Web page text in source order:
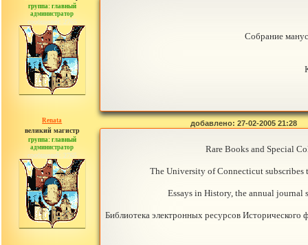
группа: главный
администратор
сообщений: 2765
Собрание
Renata
великий магистр
группа: главный
администратор
сообщений: 2765
добавлено: 27-02-2005 21:28
Rare Books and Special
The University of Connecticut subscribes
Essays in History, the annual
Библиотека электронных ресурсов